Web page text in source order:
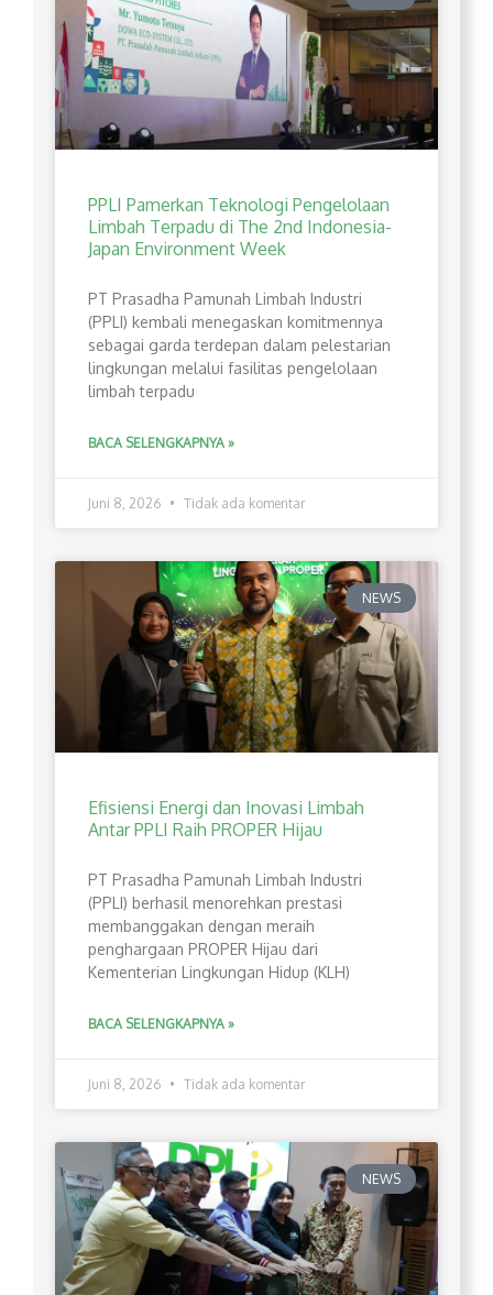
PPLI Pamerkan Teknologi Pengelolaan
Limbah Terpadu di The 2nd Indonesia-
Japan Environment Week
PT Prasadha Pamunah Limbah Industri
(PPLI) kembali menegaskan komitmennya
sebagai garda terdepan dalam pelestarian
lingkungan melalui fasilitas pengelolaan
limbah terpadu
BACA SELENGKAPNYA »
Juni 8, 2026 Tidak ada komentar
NEWS
Efisiensi Energi dan Inovasi Limbah
Antar PPLI Raih PROPER Hijau
PT Prasadha Pamunah Limbah Industri
(PPLI) berhasil menorehkan prestasi
membanggakan dengan meraih
penghargaan PROPER Hijau dari
Kementerian Lingkungan Hidup (KLH)
BACA SELENGKAPNYA »
Juni 8, 2026 Tidak ada komentar
NEWS